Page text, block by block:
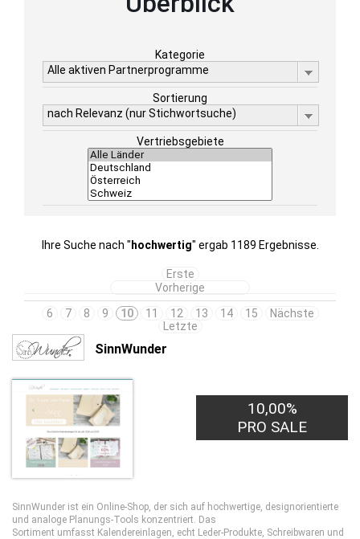
Kategorie
Alle aktiven Partnerprogramme
Sortierung
nach Relevanz (nur Stichwortsuche)
Vertriebsgebiete
Ihre Suche nach " hochwertig" ergab 1189 Ergebnisse.
Erste
Vorherige
6
7 8 9 10 11 12 13 14 15
Nächste
Letzte
SinnWunder
10,00%
PRO SALE
SinnWunder ist ein Online-Shop, der sich auf hochwertige, designorientierte
und analoge Planungs-Tools konzentriert. Das
Sortiment umfasst Kalendereinlagen, echt Leder-Produkte, Schreibwaren und